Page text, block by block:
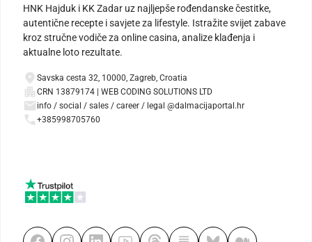
HNK Hajduk i KK Zadar uz najljepše rođendanske čestitke,
autentične recepte i savjete za lifestyle. Istražite svijet zabave
kroz stručne vodiče za online casina, analize klađenja i
aktualne loto rezultate.
Savska cesta 32, 10000, Zagreb, Croatia
CRN 13879174 | WEB CODING SOLUTIONS LTD
info / social / sales / career / legal @dalmacijaportal.hr
+385998705760